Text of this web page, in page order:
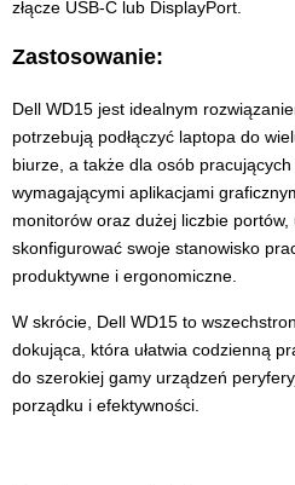
złącze USB-C lub DisplayPort.
Zastosowanie:
Dell WD15 jest idealnym
potrzebują podłączyć laptopa do
biurze, a także dla osób
wymagającymi aplikacjami
monitorów oraz dużej liczbie portów,
skonfigurować swoje stanowisko
produktywne i ergonomiczne.
W skrócie, Dell WD15 to
dokująca, która ułatwia codzienną
do szerokiej gamy urządzeń
porządku i efektywności.